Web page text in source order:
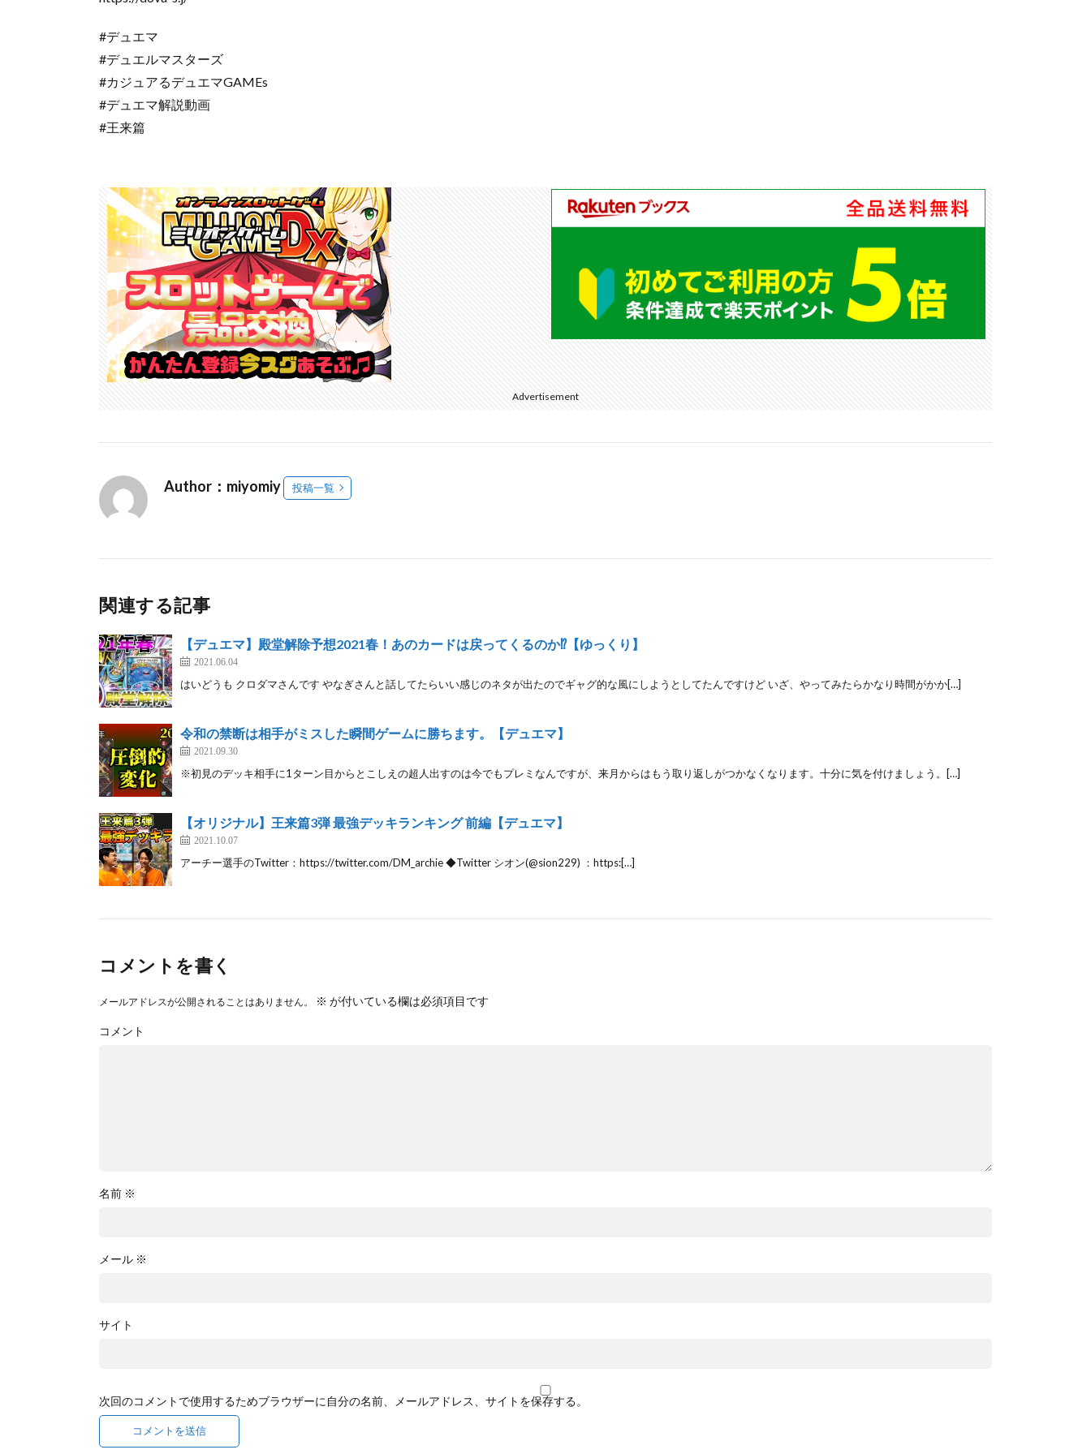
#デュエマ
#デュエルマスターズ
#カジュアるデュエマGAMEs
#デュエマ解説動画
#王来篇
Advertisement
Author：miyomiy 投稿一覧
関連する記事
【デュエマ】殿堂解除予想2021春！あのカードは戻ってくるのか⁉【ゆっくり】
2021.06.04
はいどうも クロダマさんです やなぎさんと話してたらいい感じのネタが出たのでギャグ的な風にしようとしてたんですけど いざ、やってみたらかなり時間がかか[…]
令和の禁断は相手がミスした瞬間ゲームに勝ちます。【デュエマ】
2021.09.30
※初見のデッキ相手に1ターン目からとこしえの超人出すのは今でもプレミなんですが、来月からはもう取り返しがつかなくなります。十分に気を付けましょう。[…]
【オリジナル】王来篇3弾 最強デッキランキング 前編【デュエマ】
2021.10.07
アーチー選手のTwitter：https://twitter.com/DM_archie ◆Twitter シオン(@sion229) ：https:[…]
コメントを書く
メールアドレスが公開されることはありません。 ※ が付いている欄は必須項目です
コメント
名前 ※
メール ※
サイト
次回のコメントで使用するためブラウザーに自分の名前、メールアドレス、サイトを保存する。